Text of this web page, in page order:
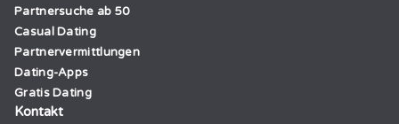
Partnersuche ab 50
Casual Dating
Partnervermittlungen
Dating-Apps
Gratis Dating
Kontakt